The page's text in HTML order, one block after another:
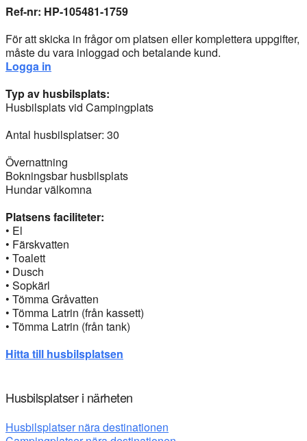
Ref-nr: HP-105481-1759
För att skicka in frågor om platsen eller komplettera uppgifter,
måste du vara inloggad och betalande kund.
Logga in
Typ av husbilsplats:
Husbilsplats vid Campingplats
Antal husbilsplatser: 30
Övernattning
Bokningsbar husbilsplats
Hundar välkomna
Platsens faciliteter:
• El
• Färskvatten
• Toalett
• Dusch
• Sopkärl
• Tömma Gråvatten
• Tömma Latrin (från kassett)
• Tömma Latrin (från tank)
Hitta till husbilsplatsen
Husbilsplatser i närheten
Husbilsplatser nära destinationen